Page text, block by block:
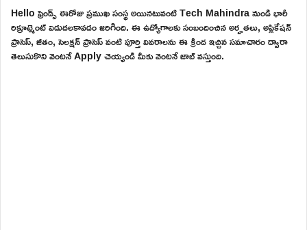
Hello ఫ్రెండ్స్ ఈరోజు ప్రముఖ సంస్థ అయినటువంటి Tech Mahindra నుండి భారీ
రిక్రూట్మెంట్ విడుదలకావడం జరిగింది. ఈ ఉద్యోగాలకు సంబందించిన అర్హతలు, అప్లికేషన్
ప్రాసెస్, జీతం, సెలక్షన్ ప్రాసెస్ వంటి పూర్తి వివరాలను ఈ క్రింద ఇచ్చిన సమాచారం ద్వారా
తెలుసుకొని వెంటనే Apply చెయ్యండి మీకు వెంటనే జాబ్ వస్తుంది.